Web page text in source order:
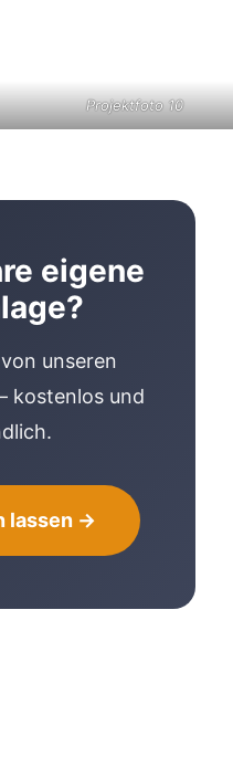
Projektfoto 10
eigene
unseren
kostenlos und
lassen →